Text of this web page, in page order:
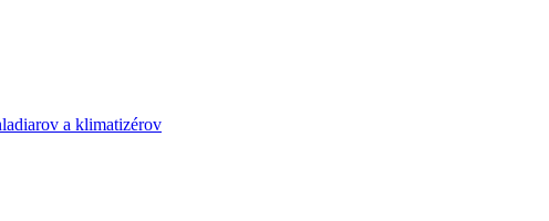
a klimatizérov